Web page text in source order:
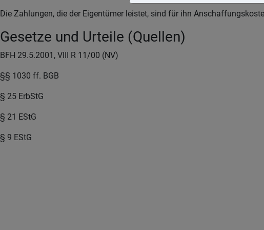
Die Zahlungen, die der Eigentümer leistet, sind für ihn
Gesetze und Urteile (Quellen)
BFH 29.5.2001, VIII R 11/00 (NV)
§§ 1030 ff. BGB
§ 25 ErbStG
§ 21 EStG
§ 9 EStG